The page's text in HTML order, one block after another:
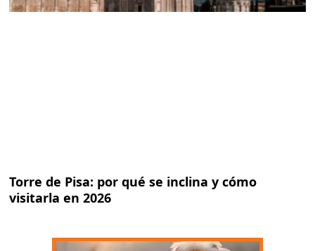
Torre de Pisa: por qué se inclina y cómo
visitarla en 2026